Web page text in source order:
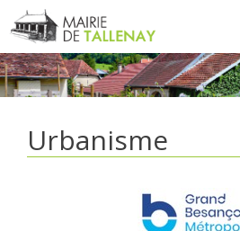
Aller
au
contenu
Urbanisme